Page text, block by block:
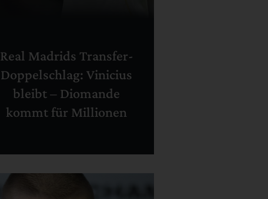
Real Madrids Transfer-
Doppelschlag: Vinicius
bleibt – Diomande
kommt für Millionen